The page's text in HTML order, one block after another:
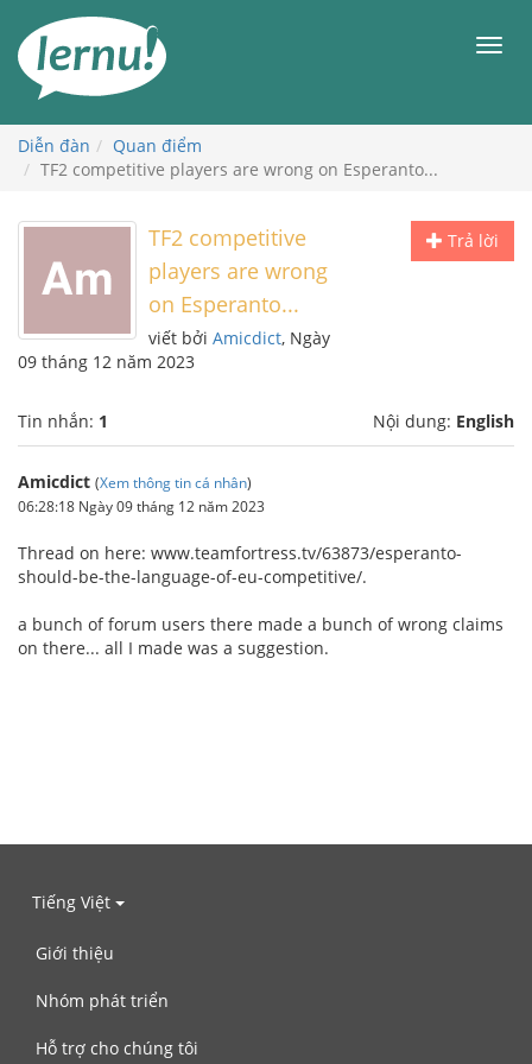
đến
phần
dung
Diễn đàn
Quan điểm
TF2 competitive players are wrong on Esperanto...
Trả lời
TF2 competitive
players are wrong
on Esperanto...
viết bởi Amicdict, Ngày
09 tháng 12 năm 2023
Tin nhắn: 1 Nội dung: English
Amicdict (Xem thông tin cá nhân)
06:28:18 Ngày 09 tháng 12 năm 2023
Thread on here: www.teamfortress.tv/63873/esperanto-
should-be-the-language-of-eu-competitive/.
a bunch of forum users there made a bunch of wrong claims
on there... all I made was a suggestion.
Tiếng Việt
Giới thiệu
Nhóm phát triển
Hỗ trợ cho chúng tôi